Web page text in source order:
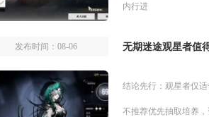
内行进
发布时间：08-06 无期迷途观星者值
结论先行：观星者仅
不推荐优先抽取培养